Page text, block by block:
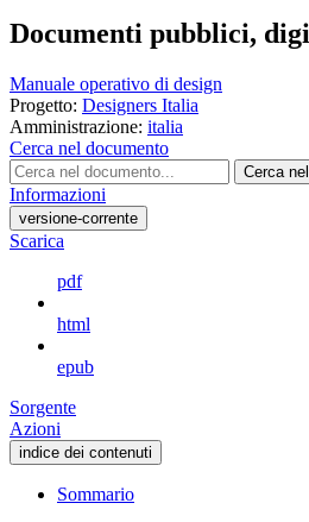
Documenti pubblici,
Manuale operativo di design
Progetto: Designers Italia
Amministrazione: italia
Cerca nel documento
Cerca
Informazioni
versione-corrente
Scarica
pdf
html
epub
Sorgente
Azioni
indice dei contenuti
Sommario